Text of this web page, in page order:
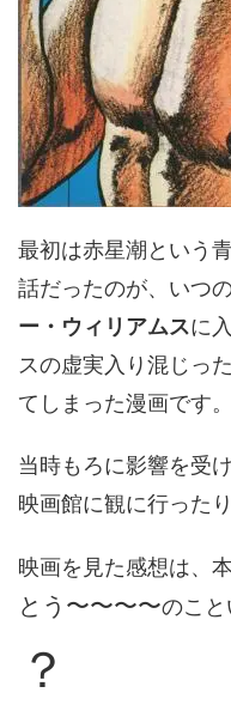
最初は赤星潮という
話だったのが、いつ
ー・ウィリアムスに
スの虚実入り混じっ
てしまった漫画です。
当時もろに影響を受
映画館に観に行った
映画を見た感想は、
とう〜〜〜〜のこと
？